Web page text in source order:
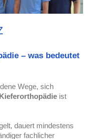
– was bedeutet
Wege, sich
ist
dauert mindestens
fachlicher